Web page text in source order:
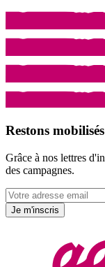
Restons mobilisés
Grâce à nos lettres
des campagnes.
Je m'inscris